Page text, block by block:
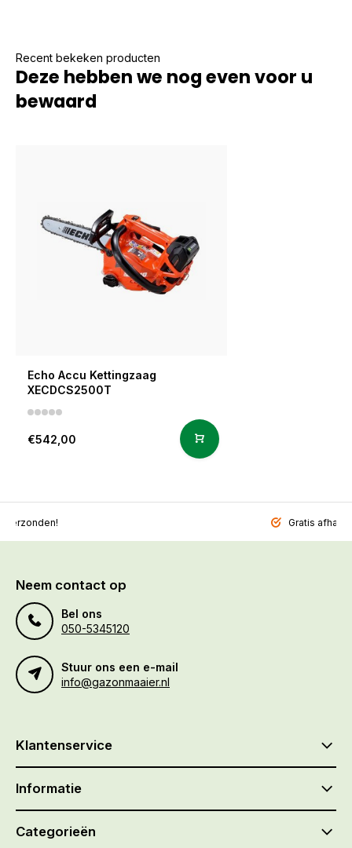
Recent bekeken producten
Deze hebben we nog even voor u
bewaard
Echo Accu Kettingzaag
XECDCS2500T
€542,00
verzonden! Gratis
Neem contact op
Bel ons
050-5345120
Stuur ons een e-mail
info@gazonmaaier.nl
Klantenservice
Informatie
Categorieën